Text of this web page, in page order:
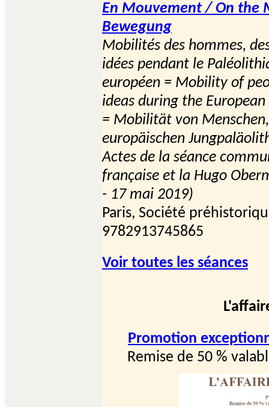
En Mouvement / On the
Bewegung
Mobilités des hommes,
idées pendant le
européen = Mobility of
ideas during the
= Mobilität von
europäischen
Actes de la séance
française et la Hugo
- 17 mai 2019)
Paris, Société
9782913745865
Voir toutes les séances
Promotion
Remise de 50 %